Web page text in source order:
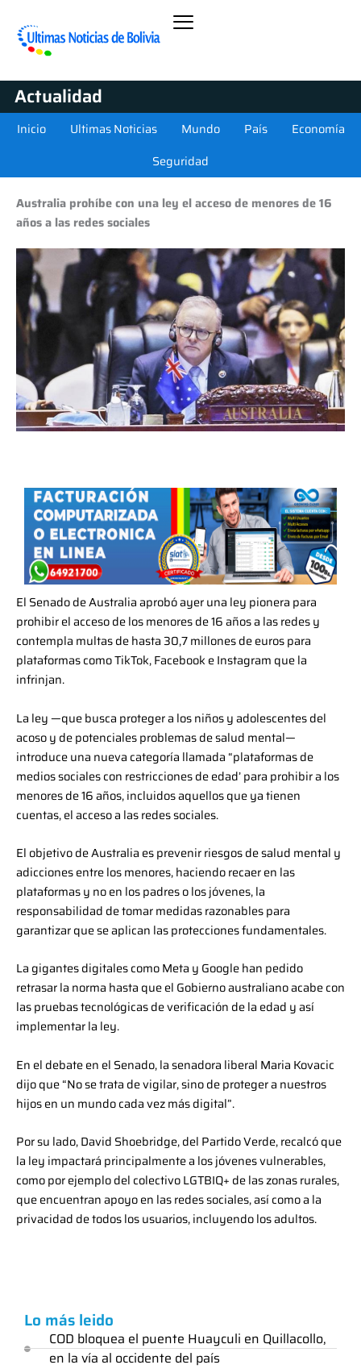
Actualidad
Inicio Ultimas Noticias Mundo País
Economía
Seguridad
Australia prohíbe con una ley el acceso de menores de 16
años a las redes sociales
El Senado de Australia aprobó ayer una ley pionera para
prohibir el acceso de los menores de 16 años a las redes y
contempla multas de hasta 30,7 millones de euros para
plataformas como TikTok, Facebook e Instagram que la
infrinjan.
La ley —que busca proteger a los niños y adolescentes del
acoso y de potenciales problemas de salud mental—
introduce una nueva categoría llamada “plataformas de
medios sociales con restricciones de edad’ para prohibir a los
menores de 16 años, incluidos aquellos que ya tienen
cuentas, el acceso a las redes sociales.
El objetivo de Australia es prevenir riesgos de salud mental y
adicciones entre los menores, haciendo recaer en las
plataformas y no en los padres o los jóvenes, la
responsabilidad de tomar medidas razonables para
garantizar que se aplican las protecciones fundamentales.
La gigantes digitales como Meta y Google han pedido
retrasar la norma hasta que el Gobierno australiano acabe con
las pruebas tecnológicas de verificación de la edad y así
implementar la ley.
En el debate en el Senado, la senadora liberal Maria Kovacic
dijo que “No se trata de vigilar, sino de proteger a nuestros
hijos en un mundo cada vez más digital”.
Por su lado, David Shoebridge, del Partido Verde, recalcó que
la ley impactará principalmente a los jóvenes vulnerables,
como por ejemplo del colectivo LGTBIQ+ de las zonas rurales,
que encuentran apoyo en las redes sociales, así como a la
privacidad de todos los usuarios, incluyendo los adultos.
Lo más leido
COD bloquea el puente Huayculi en Quillacollo,
en la vía al occidente del país